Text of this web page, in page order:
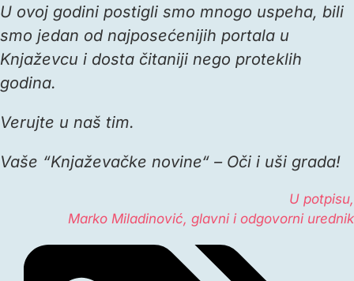
U ovoj godini postigli smo mnogo uspeha, bili
smo jedan od najposećenijih portala u
Knjaževcu i dosta čitaniji nego proteklih
godina.
Verujte u naš tim.
Vaše “Knjaževačke novine“ – Oči i uši grada!
U potpisu,
Marko Miladinović, glavni i odgovorni urednik